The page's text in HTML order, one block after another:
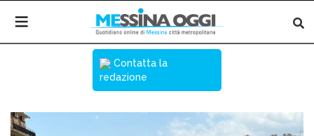
Contatta la
redazione